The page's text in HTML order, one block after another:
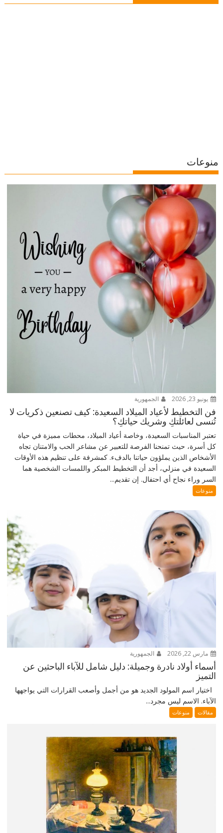
منوعات
يونيو 23, 2026 الجمهورية
فن التخطيط لأعياد الميلاد السعيدة: كيف تصنعين ذكريات لا
تُنسى لعائلتكِ وشريك حياتكِ؟
تعتبر المناسبات السعيدة، وخاصة أعياد الميلاد، محطات مميزة في حياة
كل أسرة، حيث تمنحنا الفرصة للتعبير عن مشاعر الحب والامتنان تجاه
الأشخاص الذين يملؤون حياتنا بالدفء. كمشرفة على تنظيم هذه الأوقات
السعيدة في منزلي، أجد أن التخطيط المبكر واللمسات الشخصية هما
السر وراء نجاح أي احتفال. إن تقديم...
منوعات
مارس 22, 2026 الجمهورية
أسماء أولاد نادرة وجميلة: دليل شامل للآباء الباحثين عن
التميز
اختيار اسم المولود الجديد هو من أجمل وأصعب القرارات التي يواجهها
الآباء. الاسم ليس مجرد...
مقالات منوعات